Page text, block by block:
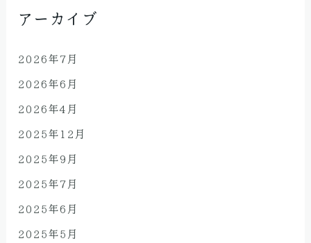
アーカイブ
2026年7月
2026年6月
2026年4月
2025年12月
2025年9月
2025年7月
2025年6月
2025年5月